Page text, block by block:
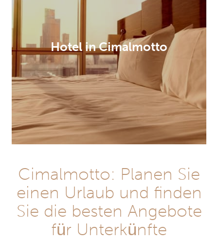
Hotel in Cimalmotto
Cimalmotto: Planen Sie
einen Urlaub und finden
Sie die besten Angebote
für Unterkünfte